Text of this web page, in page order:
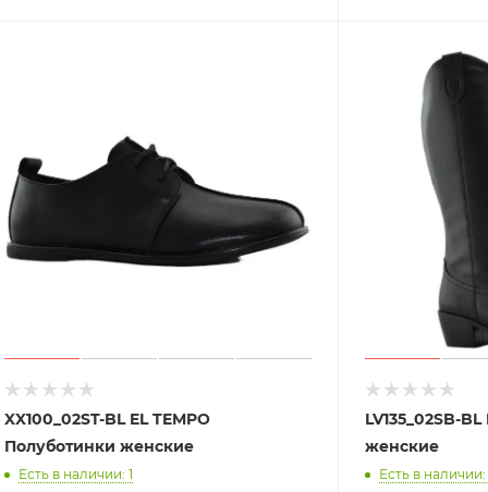
XX100_02ST-BL EL TEMPO
Полуботинки женские
Есть в наличии: 1
LV135_02SB-
женские
Есть в наличии: